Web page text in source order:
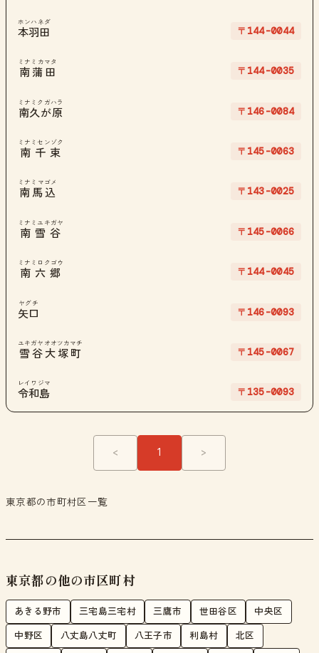
本羽田
ホンハネダ
〒144-0044
南蒲田
ミナミカマタ
〒144-0035
南久が原
ミナミクガハラ
〒146-0084
南千束
ミナミセンゾク
〒145-0063
南馬込
ミナミマゴメ
〒143-0025
南雪谷
ミナミユキガヤ
〒145-0066
南六郷
ミナミロクゴウ
〒144-0045
矢口
ヤグチ
〒146-0093
雪谷大塚町
ユキガヤオオツカマチ
〒145-0067
令和島
レイワジマ
〒135-0093
< 1 >
東京都の市町村区一覧
東京都の他の市区町村
あきる野市 三宅島三宅村 三鷹市 世田谷区 中央区
中野区 八丈島八丈町 八王子市 利島村 北区